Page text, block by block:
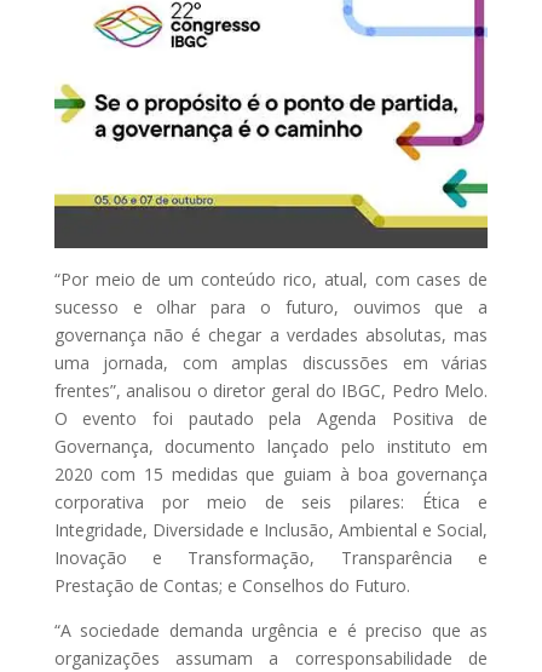
“Por meio de um conteúdo rico, atual, com cases de
sucesso e olhar para o futuro, ouvimos que a
governança não é chegar a verdades absolutas, mas
uma jornada, com amplas discussões em várias
frentes”, analisou o diretor geral do IBGC, Pedro Melo.
O evento foi pautado pela Agenda Positiva de
Governança, documento lançado pelo instituto em
2020 com 15 medidas que guiam à boa governança
corporativa por meio de seis pilares: Ética e
Integridade, Diversidade e Inclusão, Ambiental e Social,
Inovação e Transformação, Transparência e
Prestação de Contas; e Conselhos do Futuro.
“A sociedade demanda urgência e é preciso que as
organizações assumam a corresponsabilidade de